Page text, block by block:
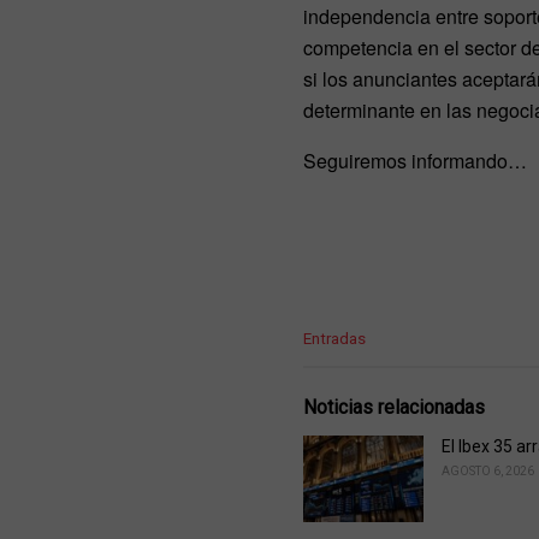
independencia entre
competencia en el sector
si los anunciantes
determinante en las
Seguiremos informando…
C
e
o
r
i
e
Entradas
Noticias relacionadas
El Ibex 35
AGOSTO 6, 2026